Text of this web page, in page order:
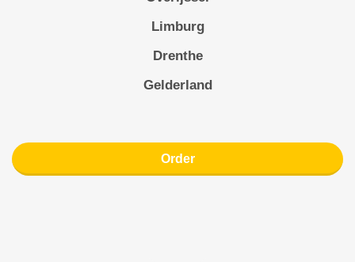
Limburg
Drenthe
Gelderland
Order